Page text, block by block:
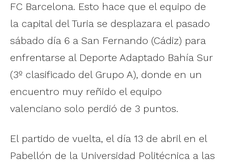
FC Barcelona. Esto hace que el equipo de
la capital del Turia se desplazara el pasado
sábado día 6 a San Fernando (Cádiz) para
enfrentarse al Deporte Adaptado Bahía Sur
(3º clasificado del Grupo A), donde en un
encuentro muy reñido el equipo
valenciano solo perdió de 3 puntos.
El partido de vuelta, el día 13 de abril en el
Pabellón de la Universidad Politécnica a las